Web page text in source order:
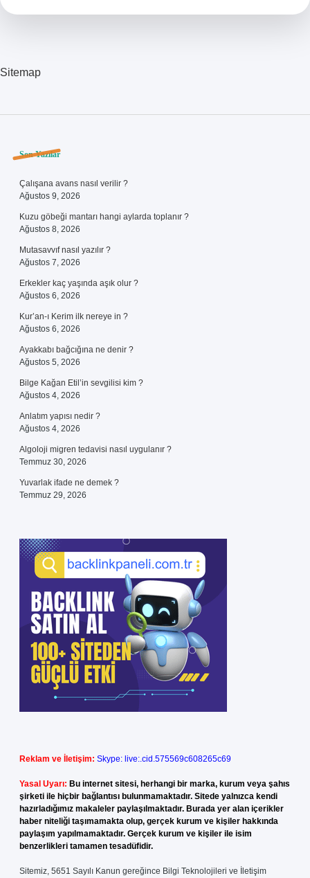
Sitemap
Sidebar
Son Yazılar
Çalışana avans nasıl verilir ?
Ağustos 9, 2026
Kuzu göbeği mantarı hangi aylarda toplanır ?
Ağustos 8, 2026
Mutasavvıf nasıl yazılır ?
Ağustos 7, 2026
Erkekler kaç yaşında aşık olur ?
Ağustos 6, 2026
Kur’an-ı Kerim ilk nereye in ?
Ağustos 6, 2026
Ayakkabı bağcığına ne denir ?
Ağustos 5, 2026
Bilge Kağan Etil’in sevgilisi kim ?
Ağustos 4, 2026
Anlatım yapısı nedir ?
Ağustos 4, 2026
Algoloji migren tedavisi nasıl uygulanır ?
Temmuz 30, 2026
Yuvarlak ifade ne demek ?
Temmuz 29, 2026
Reklam ve İletişim: Skype: live:.cid.575569c608265c69
Yasal Uyarı: Bu internet sitesi, herhangi bir marka, kurum veya şahıs
şirketi ile hiçbir bağlantısı bulunmamaktadır. Sitede yalnızca kendi
hazırladığımız makaleler paylaşılmaktadır. Burada yer alan içerikler
haber niteliği taşımamakta olup, gerçek kurum ve kişiler hakkında
paylaşım yapılmamaktadır. Gerçek kurum ve kişiler ile isim
benzerlikleri tamamen tesadüfidir.
Sitemiz, 5651 Sayılı Kanun gereğince Bilgi Teknolojileri ve İletişim